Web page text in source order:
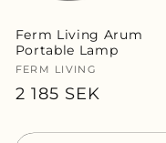
Ferm Living Arum
Portable Lamp
Säljare:
FERM LIVING
Ordinarie
2 185 SEK